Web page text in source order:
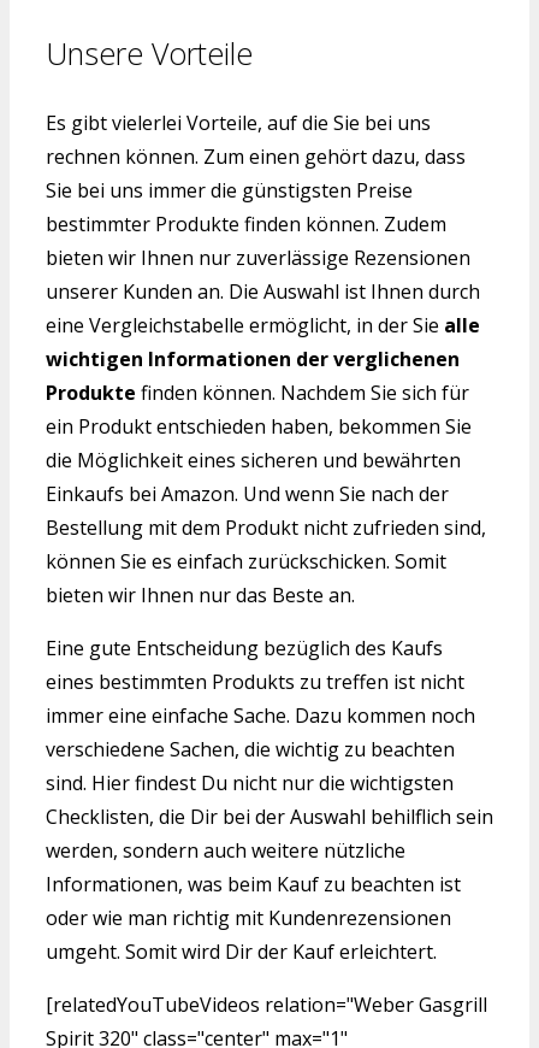
Unsere Vorteile
Es gibt vielerlei Vorteile, auf die Sie bei uns
rechnen können. Zum einen gehört dazu, dass
Sie bei uns immer die günstigsten Preise
bestimmter Produkte finden können. Zudem
bieten wir Ihnen nur zuverlässige Rezensionen
unserer Kunden an. Die Auswahl ist Ihnen durch
eine Vergleichstabelle ermöglicht, in der Sie alle
wichtigen Informationen der verglichenen
Produkte finden können. Nachdem Sie sich für
ein Produkt entschieden haben, bekommen Sie
die Möglichkeit eines sicheren und bewährten
Einkaufs bei Amazon. Und wenn Sie nach der
Bestellung mit dem Produkt nicht zufrieden sind,
können Sie es einfach zurückschicken. Somit
bieten wir Ihnen nur das Beste an.
Eine gute Entscheidung bezüglich des Kaufs
eines bestimmten Produkts zu treffen ist nicht
immer eine einfache Sache. Dazu kommen noch
verschiedene Sachen, die wichtig zu beachten
sind. Hier findest Du nicht nur die wichtigsten
Checklisten, die Dir bei der Auswahl behilflich sein
werden, sondern auch weitere nützliche
Informationen, was beim Kauf zu beachten ist
oder wie man richtig mit Kundenrezensionen
umgeht. Somit wird Dir der Kauf erleichtert.
[relatedYouTubeVideos relation="Weber Gasgrill
Spirit 320" class="center" max="1"